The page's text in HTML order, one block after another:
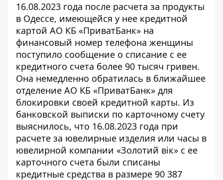
16.08.2023 года после расчета за продукты
в Одессе, имеющейся у нее кредитной
картой АО КБ «ПриватБанк» на
финансовый номер телефона женщины
поступило сообщение о списание с ее
кредитного счета более 90 тысяч гривен.
Она немедленно обратилась в ближайшее
отделение АО КБ «ПриватБанк» для
блокировки своей кредитной карты. Из
банковской выписки по карточному счету
выяснилось, что 16.08.2023 года при
расчете за ювелирные изделия или часы в
ювелирной компании «Золотий вік» с ее
карточного счета были списаны
кредитные средства в размере 90 387